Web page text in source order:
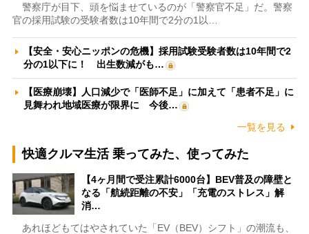
警察庁が目下、頭を悩ませているのが「警察官不足」だ。警察
官の採用試験の受験者数は10年間で2分の1以…
【安全・安心ニッポンの危機】採用試験受験者数は10年間で2
分の1以下に！ 出生数減がも…
【医療崩壊】人口減少で「医師不足」に加えて「患者不足」に
見舞われ地域医療が限界に 今後…
一覧を見る
快適クルマ生活 乗ってみた、使ってみた
【4ヶ月間で受注累計6000台】BEV普及の障壁と
なる「航続距離の不安」「充電のストレス」解
消…
あれほどもてはやされていた「EV（BEV）シフト」の潮流も、